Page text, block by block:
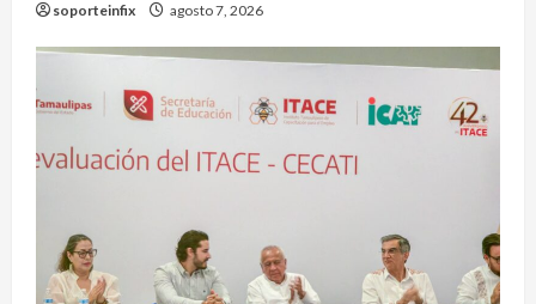
soporteinfix agosto 7, 2026